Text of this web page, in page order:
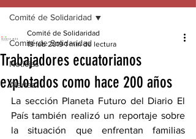
Comité de Solidaridad
Noticias
Alertas
Comité de Solidaridad
Trabajadores ecuatorianos
explotados como hace 200 años
Comité de Solidaridad
19 feb 2019 1 min de lectura
La sección Planeta Futuro del Diario El
País también realizó un reportaje sobre
la situación que enfrentan familias